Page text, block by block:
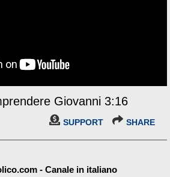
Giovanni 3:16
SUPPORT SHARE
- Canale in italiano